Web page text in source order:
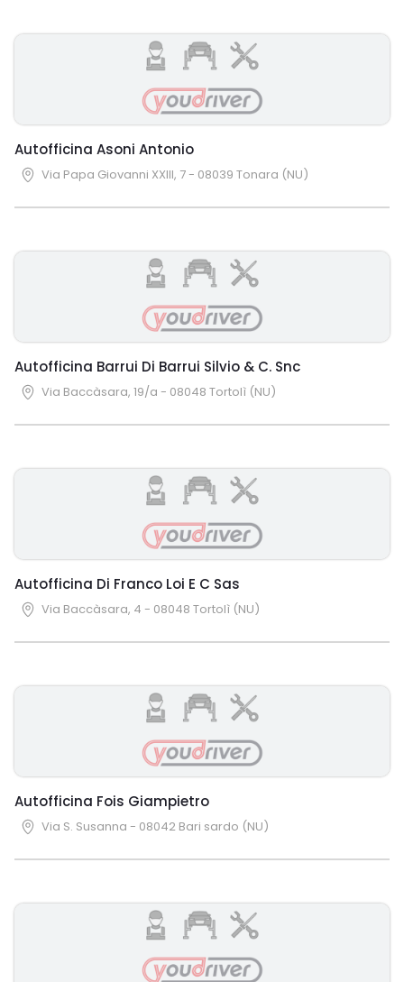
Autofficina Asoni Antonio
Via Papa Giovanni XXIII, 7 - 08039 Tonara (NU)
Autofficina Barrui Di Barrui Silvio & C. Snc
Via Baccàsara, 19/a - 08048 Tortolì (NU)
Autofficina Di Franco Loi E C Sas
Via Baccàsara, 4 - 08048 Tortolì (NU)
Autofficina Fois Giampietro
Via S. Susanna - 08042 Bari sardo (NU)